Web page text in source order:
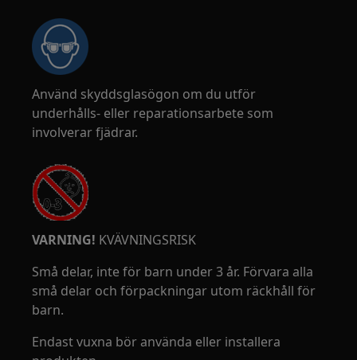
Använd skyddsglasögon om du utför
underhålls- eller reparationsarbete som
involverar fjädrar.
VARNING! KVÄVNINGSRISK
Små delar, inte för barn under 3 år. Förvara alla
små delar och förpackningar utom räckhåll för
barn.
Endast vuxna bör använda eller installera